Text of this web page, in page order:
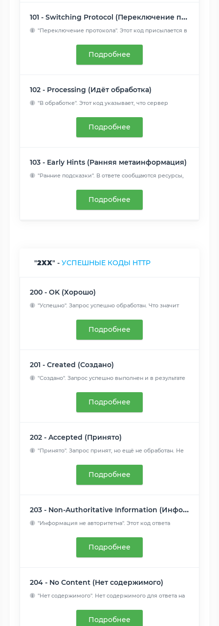
101 - Switching Protocol (Переключение протоколов)
"Переключение протокола". Этот код присылается в
Подробнее
102 - Processing (Идёт обработка)
"В обработке". Этот код указывает, что сервер
Подробнее
103 - Early Hints (Ранняя метаинформация)
"Ранние подсказки". В ответе сообщаются ресурсы,
Подробнее
"2XX" - УСПЕШНЫЕ КОДЫ HTTP
200 - OK (Хорошо)
"Успешно". Запрос успешно обработан. Что значит
Подробнее
201 - Created (Создано)
"Создано". Запрос успешно выполнен и в результате
Подробнее
202 - Accepted (Принято)
"Принято". Запрос принят, но ещё не обработан. Не
Подробнее
203 - Non-Authoritative Information (Информация не авторитетна)
"Информация не авторитетна". Этот код ответа
Подробнее
204 - No Content (Нет содержимого)
"Нет содержимого". Нет содержимого для ответа на
Подробнее